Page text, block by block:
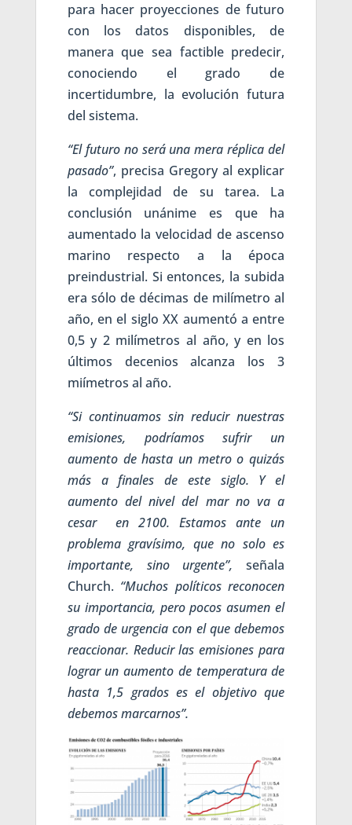
para hacer proyecciones de futuro
con los datos disponibles, de
manera que sea factible predecir,
conociendo el grado de
incertidumbre, la evolución futura
del sistema.
“El futuro no será una mera réplica del
pasado”, precisa Gregory al explicar
la complejidad de su tarea. La
conclusión unánime es que ha
aumentado la velocidad de ascenso
marino respecto a la época
preindustrial. Si entonces, la subida
era sólo de décimas de milímetro al
año, en el siglo XX aumentó a entre
0,5 y 2 milímetros al año, y en los
últimos decenios alcanza los 3
miímetros al año.
“Si continuamos sin reducir nuestras
emisiones, podríamos sufrir un
aumento de hasta un metro o quizás
más a finales de este siglo. Y el
aumento del nivel del mar no va a
cesar en 2100. Estamos ante un
problema gravísimo, que no solo es
importante, sino urgente”, señala
Church. “Muchos políticos reconocen
su importancia, pero pocos asumen el
grado de urgencia con el que debemos
reaccionar. Reducir las emisiones para
lograr un aumento de temperatura de
hasta 1,5 grados es el objetivo que
debemos marcarnos”.